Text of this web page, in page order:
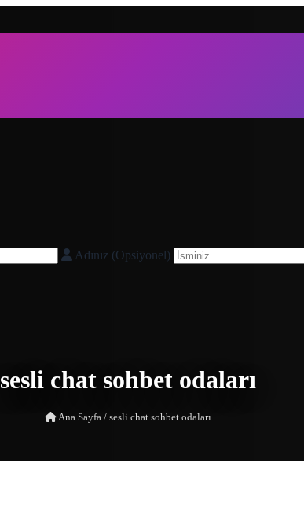
Adınız (Opsiyonel)
sesli chat sohbet odaları
Ana Sayfa / sesli chat sohbet odaları